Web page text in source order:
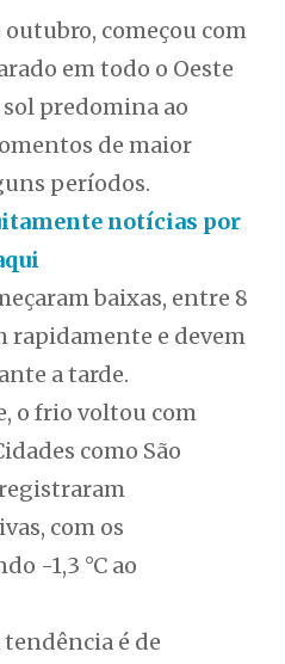
começou com
em todo o Oeste
sol predomina ao
de maior
períodos.
notícias por
baixas, entre 8
rapidamente e devem
a tarde.
o frio voltou com
como São
com os
-1,3 °C ao
é de